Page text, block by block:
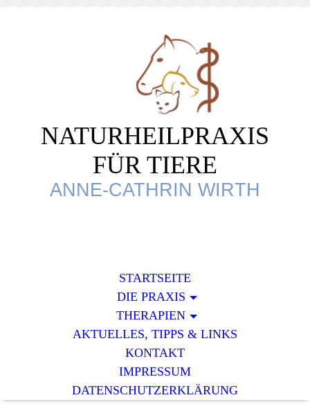
NATURHEILPRAXIS
FÜR TIERE
ANNE-CATHRIN WIRTH
STARTSEITE
DIE PRAXIS
THERAPIEN
AKTUELLES, TIPPS & LINKS
KONTAKT
IMPRESSUM
DATENSCHUTZERKLÄRUNG